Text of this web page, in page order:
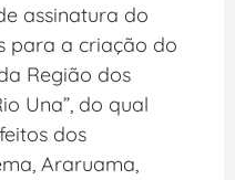
assinatura do
para a criação do
Região dos
Una”, do qual
dos
Araruama,